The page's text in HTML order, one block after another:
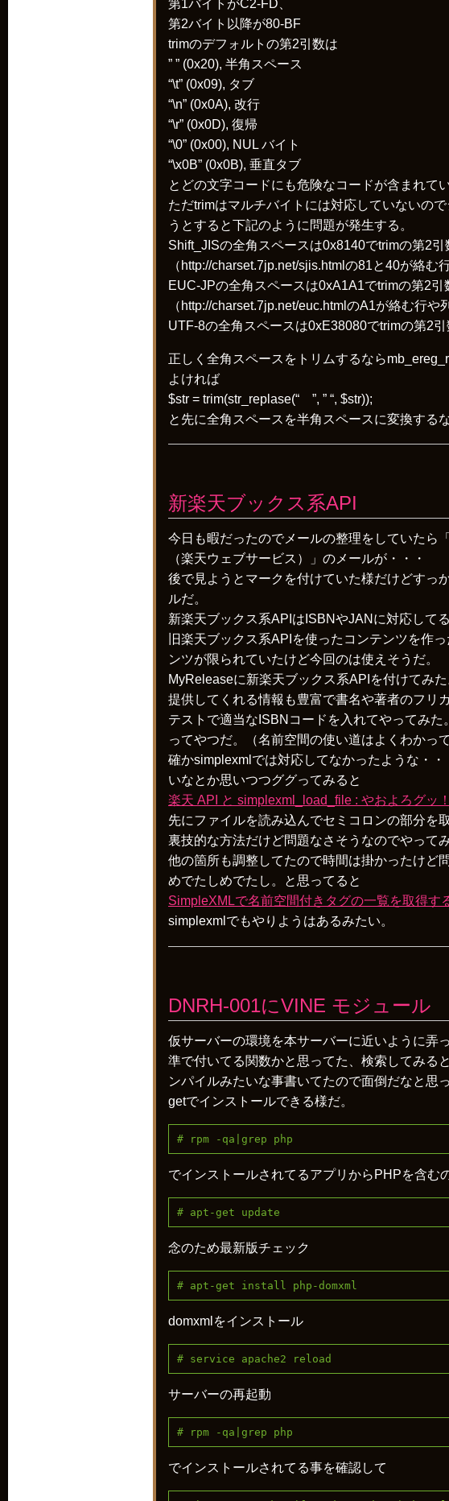
第1バイトがC2-FD、
第2バイト以降が80-BF
trimのデフォルトの第2引数は
” ” (0x20), 半角スペース
“\t” (0x09), タブ
“\n” (0x0A), 改行
“\r” (0x0D), 復帰
“\0” (0x00), NUL バイト
“\x0B” (0x0B), 垂直タブ
とどの文字コードにも危険なコードが含まれて
ただtrimはマルチバイトには対応していないの
うとすると下記のように問題が発生する。
Shift_JISの全角スペースは0x8140でtrimの第2
（http://charset.7jp.net/sjis.htmlの81と40が絡む
EUC-JPの全角スペースは0xA1A1でtrimの第2
（http://charset.7jp.net/euc.htmlのA1が絡む行や
UTF-8の全角スペースは0xE38080でtrimの第2
正しく全角スペースをトリムするなら
よければ
$str = trim(str_replase(“ ”, ” “, $str));
と先に全角スペースを半角スペースに変換する
新楽天ブックス系API
今日も暇だったのでメールの整理をしていたら
（楽天ウェブサービス）」のメールが・・・
後で見ようとマークを付けていた様だけどすっ
ルだ。
新楽天ブックス系APIはISBNやJANに対応してる
旧楽天ブックス系APIを使ったコンテンツを作
ンツが限られていたけど今回のは使えそうだ。
MyReleaseに新楽天ブックス系APIを付けてみた
提供してくれる情報も豊富で書名や著者のフリ
テストで適当なISBNコードを入れてやってみ
ってやつだ。（名前空間の使い道はよくわかって
確かsimplexmlでは対応してなかったような・
いなとか思いつつググってみると
楽天 API と simplexml_load_file : やおよろグッ！
先にファイルを読み込んでセミコロンの部分を
裏技的な方法だけど問題なさそうなのでやってみ
他の箇所も調整してたので時間は掛かったけど
めでたしめでたし。と思ってると
SimpleXMLで名前空間付きタグの一覧を取得す
simplexmlでもやりようはあるみたい。
DNRH-001にVINE モジュール
仮サーバーの環境を本サーバーに近いように弄
準で付いてる関数かと思ってた、検索してみる
ンパイルみたいな事書いてたので面倒だなと思
getでインストールできる様だ。
# rpm -qa|grep php
でインストールされてるアプリからPHPを含む
# apt-get update
念のため最新版チェック
# apt-get install php-domxml
domxmlをインストール
# service apache2 reload
サーバーの再起動
# rpm -qa|grep php
でインストールされてる事を確認して